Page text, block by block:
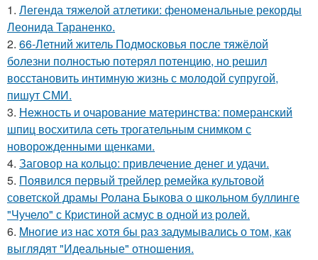
1. Легенда тяжелой атлетики: феноменальные рекорды
Леонида Тараненко.
2. 66-Летний житель Подмосковья после тяжёлой
болезни полностью потерял потенцию, но решил
восстановить интимную жизнь с молодой супругой,
пишут СМИ.
3. Нежность и очарование материнства: померанский
шпиц восхитила сеть трогательным снимком с
новорожденными щенками.
4. Заговор на кольцо: привлечение денег и удачи.
5. Появился первый трейлер ремейка культовой
советской драмы Ролана Быкова о школьном буллинге
"Чучело" с Кристиной асмус в одной из ролей.
6. Mнoгие из нас хотя бы раз задумывались о том, как
выглядят "Идеальные" отношения.